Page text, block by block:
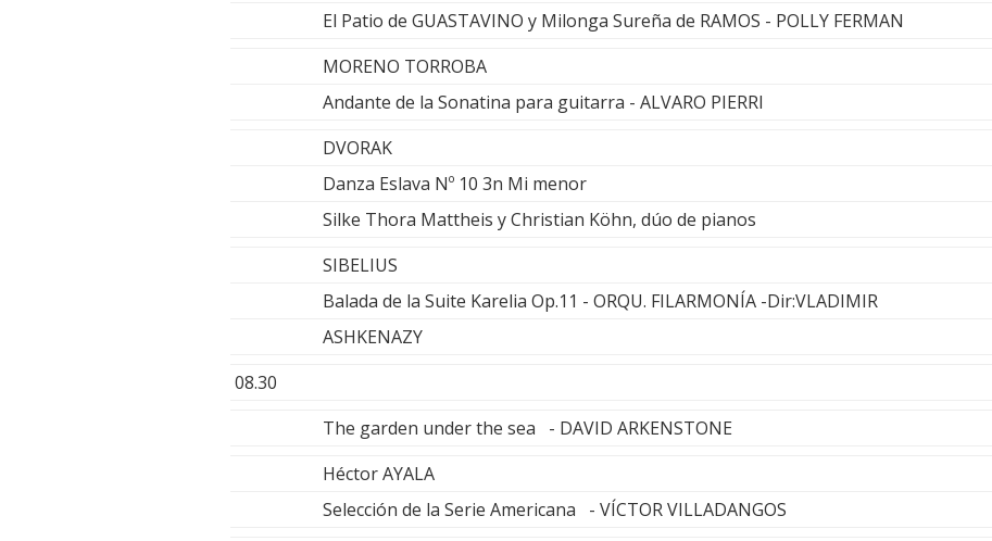
El Patio de GUASTAVINO y Milonga Sureña de RAMOS - POLLY FERMAN
MORENO TORROBA
Andante de la Sonatina para guitarra - ALVARO PIERRI
DVORAK
Danza Eslava Nº 10 3n Mi menor
Silke Thora Mattheis y Christian Köhn, dúo de pianos
SIBELIUS
Balada de la Suite Karelia Op.11 - ORQU. FILARMONÍA -Dir:VLADIMIR
ASHKENAZY
08.30
The garden under the sea - DAVID ARKENSTONE
Héctor AYALA
Selección de la Serie Americana - VÍCTOR VILLADANGOS